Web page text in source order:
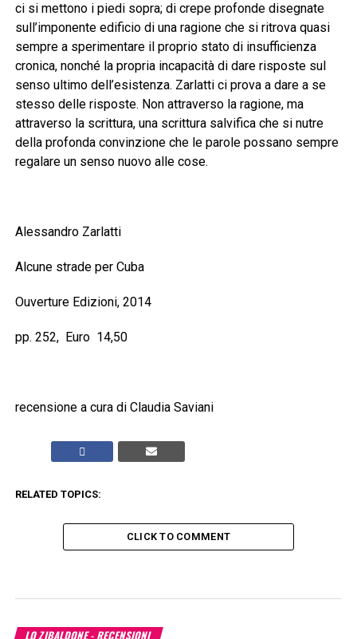
ci si mettono i piedi sopra; di crepe profonde disegnate
sull’imponente edificio di una ragione che si ritrova quasi
sempre a sperimentare il proprio stato di insufficienza
cronica, nonché la propria incapacità di dare risposte sul
senso ultimo dell’esistenza. Zarlatti ci prova a dare a se
stesso delle risposte. Non attraverso la ragione, ma
attraverso la scrittura, una scrittura salvifica che si nutre
della profonda convinzione che le parole possano sempre
regalare un senso nuovo alle cose.
Alessandro Zarlatti
Alcune strade per Cuba
Ouverture Edizioni, 2014
pp. 252, Euro 14,50
recensione a cura di Claudia Saviani
RELATED TOPICS:
CLICK TO COMMENT
LO ZIBALDONE - RECENSIONI